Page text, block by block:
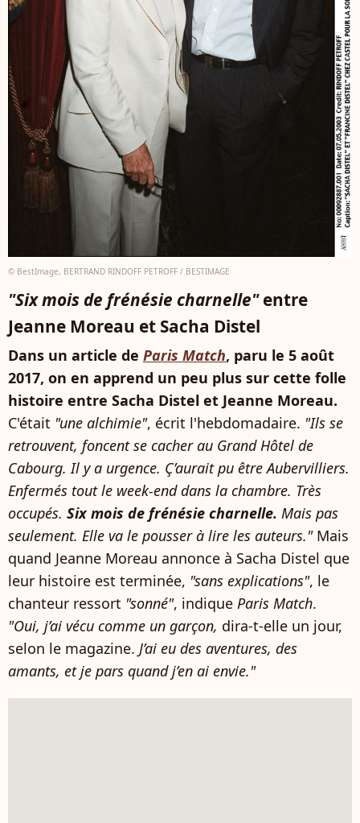
© BestImage, BERTRAND RINDOFF PETROFF / BESTIMAGE
"Six mois de frénésie charnelle"entre
Jeanne Moreau et Sacha Distel
Dans un article de Paris Match, paru le 5 août
2017, on en apprend un peu plus sur cette folle
histoire entre Sacha Distel et Jeanne Moreau.
C'était "une alchimie", écrit l'hebdomadaire. "Ils se
retrouvent, foncent se cacher au Grand Hôtel de
Cabourg. Il y a urgence. Ç’aurait pu être Aubervilliers.
Enfermés tout le week-end dans la chambre. Très
occupés. Six mois de frénésie charnelle. Mais pas
seulement. Elle va le pousser à lire les auteurs."Mais
quand Jeanne Moreau annonce à Sacha Distel que
leur histoire est terminée, "sans explications", le
chanteur ressort "sonné", indique Paris Match.
"Oui, j’ai vécu comme un garçon, dira-t-elle un jour,
selon le magazine. J’ai eu des aventures, des
amants, et je pars quand j’en ai envie."